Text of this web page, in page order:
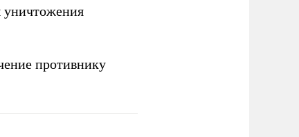
уничтожения
противнику